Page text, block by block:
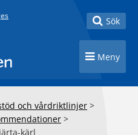
Toggle
Sök
Toggle
Meny
och vårdriktlinjer >
>
kärl